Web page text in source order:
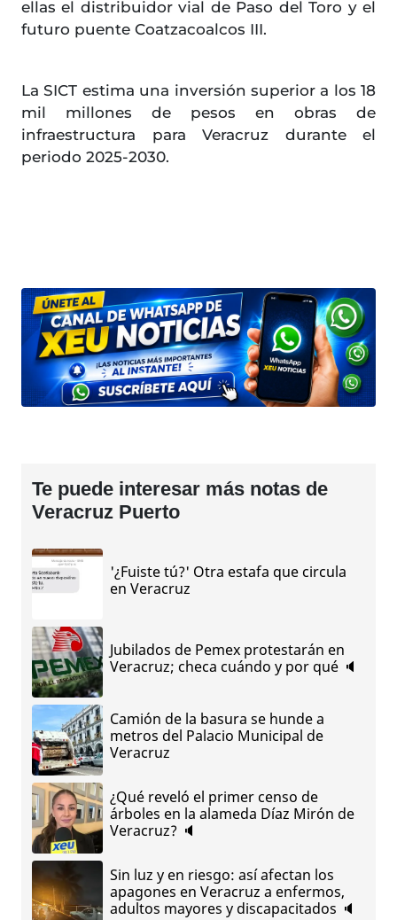
ellas el distribuidor vial de Paso del Toro y el
futuro puente Coatzacoalcos III.
La SICT estima una inversión superior a los 18
mil millones de pesos en obras de
infraestructura para Veracruz durante el
periodo 2025-2030.
Te puede interesar más notas de
Veracruz Puerto
'¿Fuiste tú?' Otra estafa que circula
en Veracruz
Jubilados de Pemex protestarán en
Veracruz; checa cuándo y por qué 🔈
Camión de la basura se hunde a
metros del Palacio Municipal de
Veracruz
¿Qué reveló el primer censo de
árboles en la alameda Díaz Mirón de
Veracruz? 🔈
Sin luz y en riesgo: así afectan los
apagones en Veracruz a enfermos,
adultos mayores y discapacitados 🔈